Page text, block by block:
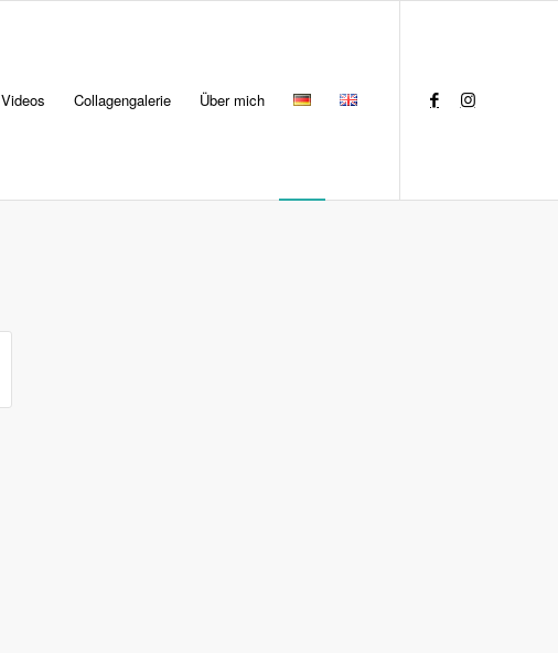
Videos Collagengalerie Über mich